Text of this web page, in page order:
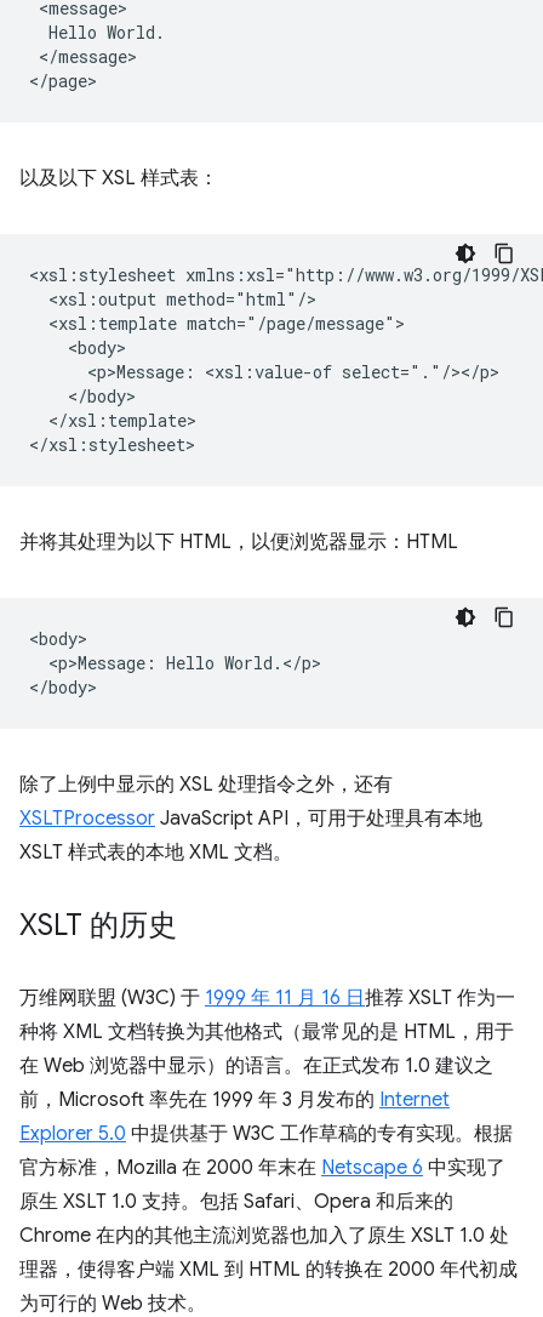
Hello
</message>
以及以下 XSL 样式表：
<xsl:stylesheet
<xsl:output
<xsl:template
<p>Message:
<xsl:value-of
</xsl:template>
并将其处理为以下 HTML，以便浏览器显示：HTML
<body>
  <p>Message: Hello World.</p>
除了上例中显示的 XSL 处理指令之外，还有
XSLTProcessor JavaScript API，可用于处理具有本地
XSLT 样式表的本地 XML 文档。
XSLT 的历史
万维网联盟 (W3C) 于 1999 年 11 月 16 日 推荐 XSLT 作为一
种将 XML 文档转换为其他格式（最常见的是 HTML，用于
在 Web 浏览器中显示）的语言。在正式发布 1.0 建议之
前，Microsoft 率先在 1999 年 3 月发布的 Internet
Explorer 5.0 中提供基于 W3C 工作草稿的专有实现。根据
官方标准，Mozilla 在 2000 年末在 Netscape 6 中实现了
原生 XSLT 1.0 支持。包括 Safari、Opera 和后来的
Chrome 在内的其他主流浏览器也加入了原生 XSLT 1.0 处
理器，使得客户端 XML 到 HTML 的转换在 2000 年代初成
为可行的 Web 技术。